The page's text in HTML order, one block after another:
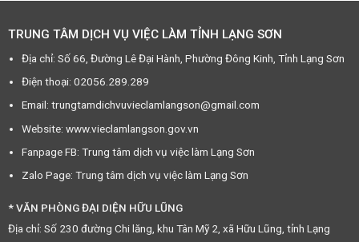
TRUNG TÂM DỊCH VỤ VIỆC LÀM TỈNH LẠNG SƠN
Địa chỉ: Số 66, Đường Lê Đại Hành, Phường Đông Kinh, Tỉnh Lạng Sơn
Điện thoại: 02056.289.289
Email: trungtamdichvuvieclamlangson@gmail.com
Website: www.vieclamlangson.gov.vn
Fanpage FB: Trung tâm dịch vụ việc làm Lạng Sơn
Zalo Page: Trung tâm dịch vụ việc làm Lạng Sơn
* VĂN PHÒNG ĐẠI DIỆN HỮU LŨNG
Địa chỉ: Số 230 đường Chi lăng, khu Tân Mỹ 2, xã Hữu Lũng, tỉnh Lạng